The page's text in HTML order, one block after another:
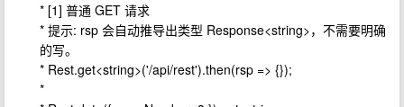
* [1] 普通 GET 请求
* 提示: rsp 会自动推导出类型 Response<string>，不需要明确
的写。
* Rest.get<string>('/api/rest').then(rsp => {});
*